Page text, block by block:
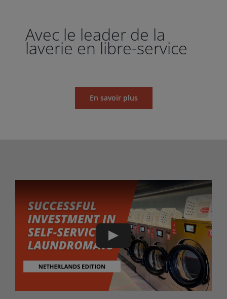
Avec le leader de la
laverie en libre-service
En savoir plus
Play